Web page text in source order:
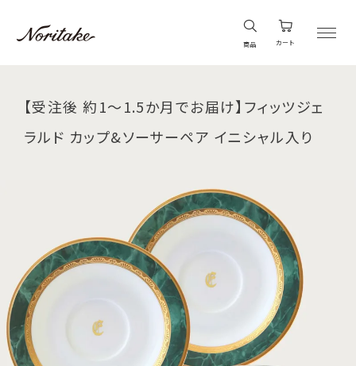
商品 カート
【受注後 約1～1.5か月でお届け】フィッツジェ
ラルド カップ&ソーサーペア イニシャル入り